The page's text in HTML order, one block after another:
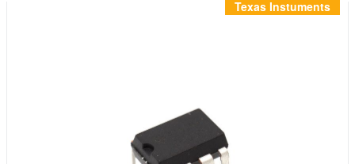
Услуги
Texas Instuments